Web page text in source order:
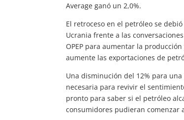
Average ganó un 2,0%.
El retroceso en el petróleo se
Ucrania frente a las
OPEP para aumentar la
aumente las exportaciones de
Una disminución del 12% para
necesaria para revivir el
pronto para saber si el petróleo
consumidores pudieran comenzar